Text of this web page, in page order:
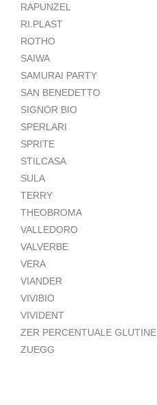
RAPUNZEL
RI.PLAST
ROTHO
SAIWA
SAMURAI PARTY
SAN BENEDETTO
SIGNOR BIO
SPERLARI
SPRITE
STILCASA
SULA
TERRY
THEOBROMA
VALLEDORO
VALVERBE
VERA
VIANDER
VIVIBIO
VIVIDENT
ZER PERCENTUALE GLUTINE
ZUEGG